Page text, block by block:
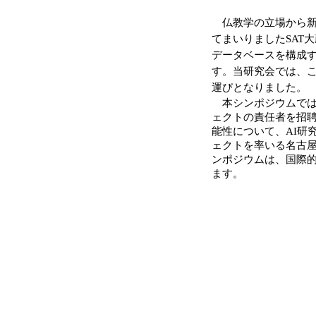
仏教学の立場から
てまいりましたSAT
データベースを構成
す。当研究会では、
運びとなりました。
本シンポジウムで
ェクトの責任者を招
能性について、AI研
ェクトを率いる名古
ンポジウムは、国際
ます。